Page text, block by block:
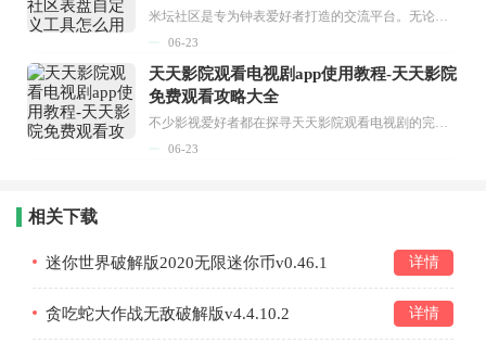
06-23
天天影院观看电视剧app使用教程-天天影院
免费观看攻略大全
06-23
相关下载
迷你世界破解版2020无限迷你币v0.46.1 详情
贪吃蛇大作战无敌破解版v4.4.10.2 详情